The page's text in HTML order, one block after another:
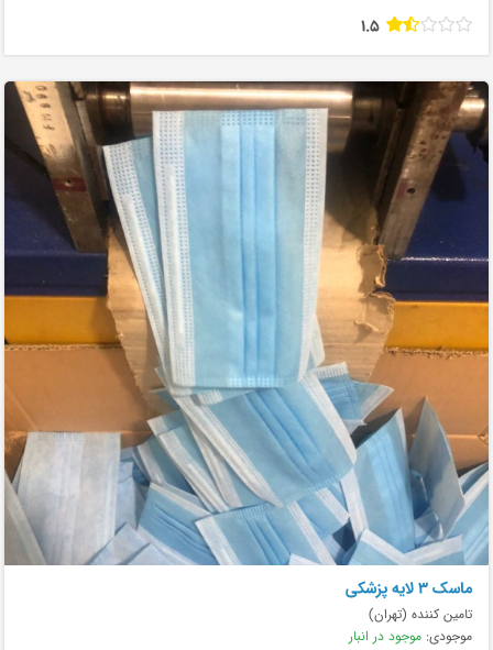
1.5
ماسک ۳ لایه پزشکی
تامین کننده (تهران)
موجودی: موجود در انبار